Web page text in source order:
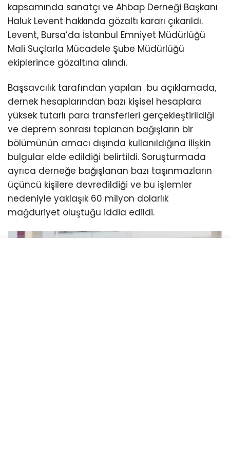
kapsamında sanatçı ve Ahbap Derneği Başkanı
Haluk Levent hakkında gözaltı kararı çıkarıldı.
Levent, Bursa’da İstanbul Emniyet Müdürlüğü
Mali Suçlarla Mücadele Şube Müdürlüğü
ekiplerince gözaltına alındı.
Başsavcılık tarafından yapılan bu açıklamada,
dernek hesaplarından bazı kişisel hesaplara
yüksek tutarlı para transferleri gerçekleştirildiği
ve deprem sonrası toplanan bağışların bir
bölümünün amacı dışında kullanıldığına ilişkin
bulgular elde edildiği belirtildi. Soruşturmada
ayrıca derneğe bağışlanan bazı taşınmazların
üçüncü kişilere devredildiği ve bu işlemler
nedeniyle yaklaşık 60 milyon dolarlık
mağduriyet oluştuğu iddia edildi.